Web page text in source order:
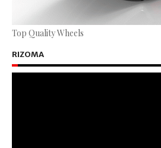
Top Quality Wheels
RIZOMA